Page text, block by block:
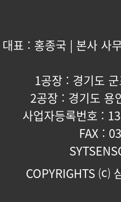
대표 : 홍종국 | 본사 사
1공장 : 경기도
2공장 : 경기도 용
사업자등록번호 :
FAX :
COPYRIGHTS ⒞